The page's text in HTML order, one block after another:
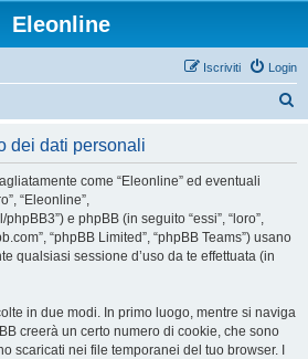
Eleonline
Login
Iscriviti
dei dati personali
come “Eleonline” ed eventuali
“Eleonline”,
e phpBB (in seguito “essi”, “loro”,
“phpBB Limited”, “phpBB Teams”) usano
qualsiasi sessione d’uso da te effettuata (in
in due modi. In primo luogo, mentre si naviga
creerà un certo numero di cookie, che sono
scaricati nei file temporanei del tuo browser. I